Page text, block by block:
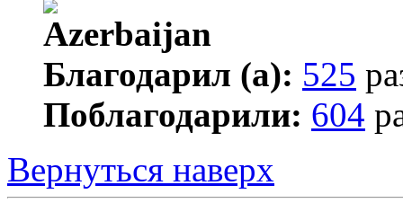
Благодарил (а): 525
Поблагодарили: 604
Вернуться наверх